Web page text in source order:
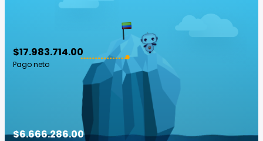
$17.983.714.00
Pago neto
$6.666.286.00